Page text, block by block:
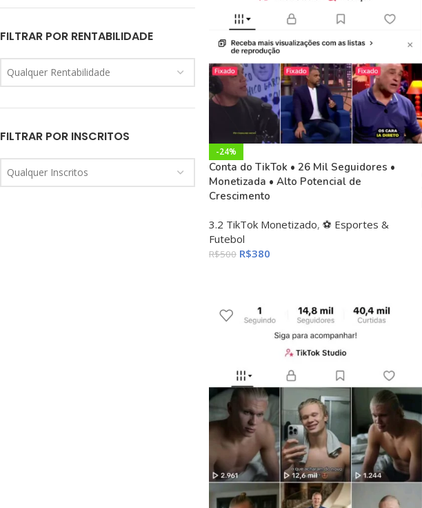
FILTRAR POR RENTABILIDADE
Qualquer Rentabilidade
FILTRAR POR INSCRITOS
Qualquer Inscritos
-24%
Conta do TikTok • 26 Mil Seguidores •
Monetizada • Alto Potencial de
Crescimento
3.2 TikTok Monetizado, ⚽ Esportes &
Futebol
R$500 R$380